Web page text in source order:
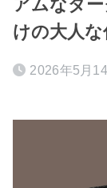
アムなダ
けの大人な
2026年5月14